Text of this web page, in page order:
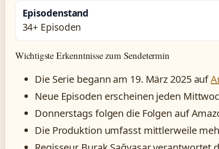
Episodenstand
34+ Episoden
Wichtigste Erkenntnisse zum Sendetermin
Die Serie begann am 19. März 2025 auf
Neue Episoden erscheinen jeden
Donnerstags folgen die Folgen auf
Die Produktion umfasst mittlerweile